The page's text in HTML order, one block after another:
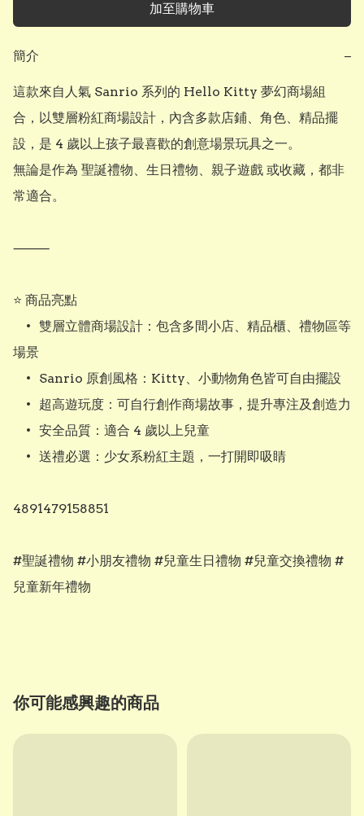
加至購物車
簡介 −
這款來自人氣 Sanrio 系列的 Hello Kitty 夢幻商場組
合，以雙層粉紅商場設計，內含多款店鋪、角色、精品擺
設，是 4 歲以上孩子最喜歡的創意場景玩具之一。
無論是作為 聖誕禮物、生日禮物、親子遊戲 或收藏，都非
常適合。
⸻
⭐ 商品亮點
場景
4891479158851
#聖誕禮物 #小朋友禮物 #兒童生日禮物 #兒童交換禮物 #
兒童新年禮物
你可能感興趣的商品